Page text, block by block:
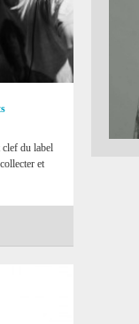
clef du label
et